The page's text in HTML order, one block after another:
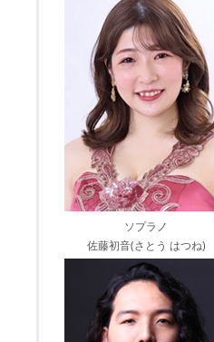
ソプラノ
佐藤初音(さとう はつね)